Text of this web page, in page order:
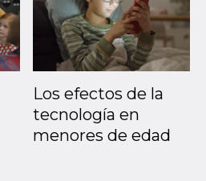
Los efectos de la
tecnología en
menores de edad